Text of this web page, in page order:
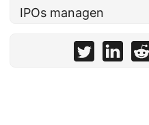
IPOs managen